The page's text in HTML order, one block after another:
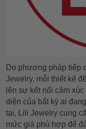
Do phương pháp tiếp
Jewelry, mỗi thiết kế
lên sự kết nối cảm
diện của bất kỳ ai
tại, Lili Jewelry cung
mức giá phù hợp để